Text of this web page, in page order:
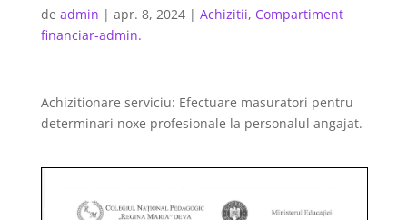
de admin | apr. 8, 2024| Achizitii, Compartiment
financiar-admin.
Achizitionare serviciu: Efectuare masuratori pentru
determinari noxe profesionale la personalul angajat.